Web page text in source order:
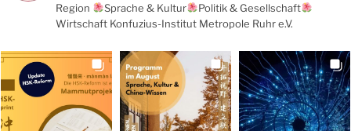
Region
Sprache & Kultur
Politik & Gesellschaft
Wirtschaft Konfuzius-Institut Metropole Ruhr e.V.